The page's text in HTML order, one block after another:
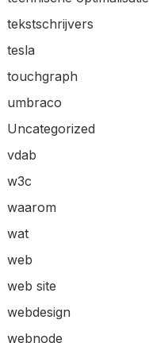
tekstschrijvers
tesla
touchgraph
umbraco
Uncategorized
vdab
w3c
waarom
wat
web
web site
webdesign
webnode